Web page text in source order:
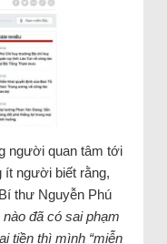
người quan tâm tới
người biết rằng,
thư Nguyễn Phú
nào đã có sai phạm
tiền thì mình “miễn